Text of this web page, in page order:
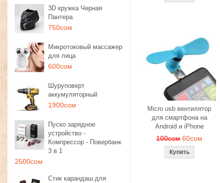
3D кружка Черная
Пантера
750сом
Микротоковый массажер
для лица
600сом
Шуруповерт
аккумуляторный
1900сом
Пуско зарядное
устройство -
Компрессор - Повербанк
3 в 1
2500сом
Стик карандаш для
Micro usb вентилятор
для смартфона на
Android и iPhone
100сом 60сом